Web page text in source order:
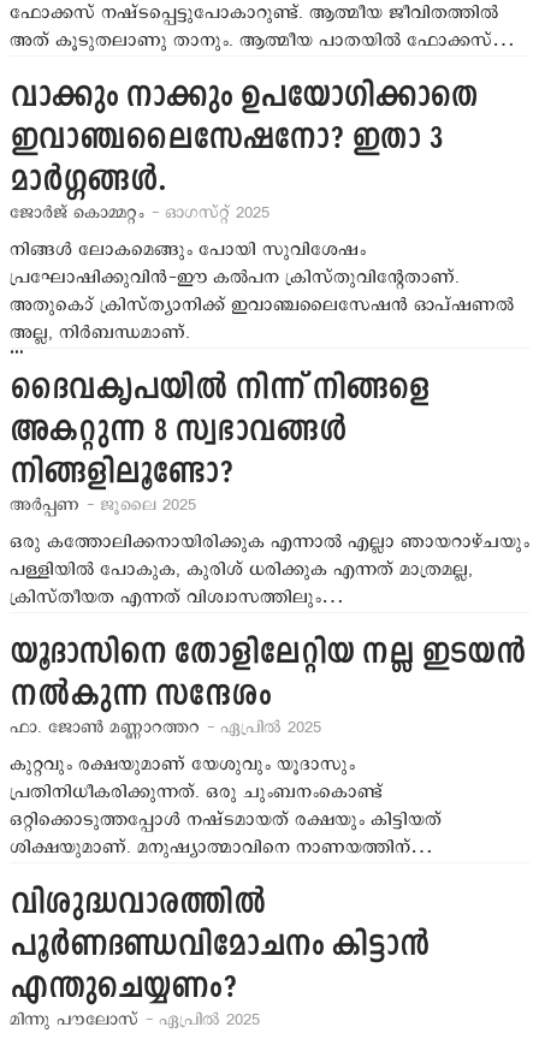
ഫോക്കസ് നഷ്ടപ്പെട്ടുപോകാറുണ്ട്. ആത്മീയ ജീവിതത്തില്‍
അത് കൂടുതലാണു താനും. ആത്മീയ പാതയില്‍ ഫോക്കസ്…
വാക്കും നാക്കും ഉപയോഗിക്കാതെ
ഇവാഞ്ചലൈസേഷനോ? ഇതാ 3
മാര്‍ഗ്ഗങ്ങള്‍.
ജോര്‍ജ് കൊമ്മറ്റം - ഓഗസ്റ്റ് 2025
നിങ്ങള്‍ ലോകമെങ്ങും പോയി സുവിശേഷം
പ്രഘോഷിക്കുവിന്‍-ഈ കല്‍പന ക്രിസ്തുവിന്റേതാണ്.
അതുകൊ് ക്രിസ്ത്യാനിക്ക് ഇവാഞ്ചലൈസേഷന്‍ ഓപ്ഷണല്‍
അല്ല, നിര്‍ബന്ധമാണ്.
…
ദൈവകൃപയില്‍ നിന്ന് നിങ്ങളെ
അകറ്റുന്ന 8 സ്വഭാവങ്ങള്‍
നിങ്ങളിലൂണ്ടോ?
അര്‍പ്പണ - ജൂലൈ 2025
ഒരു കത്തോലിക്കനായിരിക്കുക എന്നാല്‍ എല്ലാ ഞായറാഴ്ചയും
പള്ളിയില്‍ പോകുക, കുരിശ് ധരിക്കുക എന്നത് മാത്രമല്ല,
ക്രിസ്തീയത എന്നത് വിശ്വാസത്തിലും…
യൂദാസിനെ തോളിലേറ്റിയ നല്ല ഇടയന്‍
നല്‍കുന്ന സന്ദേശം
ഫാ. ജോണ്‍ മണ്ണാറത്തറ - ഏപ്രില്‍ 2025
കുറ്റവും രക്ഷയുമാണ് യേശുവും യൂദാസും
പ്രതിനിധീകരിക്കുന്നത്. ഒരു ചുംബനംകൊണ്ട്
ഒറ്റിക്കൊടുത്തപ്പോള്‍ നഷ്ടമായത് രക്ഷയും കിട്ടിയത്
ശിക്ഷയുമാണ്. മനുഷ്യാത്മാവിനെ നാണയത്തിന്…
വിശുദ്ധവാരത്തില്‍
പൂര്‍ണദണ്ഡവിമോചനം കിട്ടാന്‍
എന്തുചെയ്യണം?
മിന്നു പൗലോസ് - ഏപ്രില്‍ 2025